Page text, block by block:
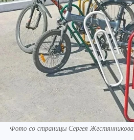
Фото со страницы Сергея Жестянникова